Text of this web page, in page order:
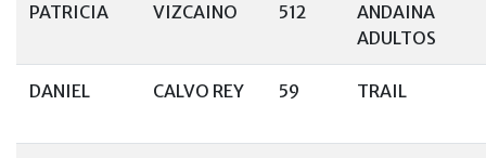
PATRICIA VIZCAINO 512
ANDAINA
ADULTOS
DANIEL CALVO REY 59 TRAIL